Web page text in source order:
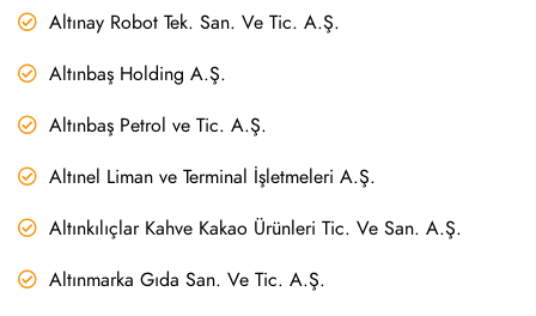
Altınay Robot Tek. San. Ve Tic. A.Ş.
Altınbaş Holding A.Ş.
Altınbaş Petrol ve Tic. A.Ş.
Altınel Liman ve Terminal İşletmeleri A.Ş.
Altınkılıçlar Kahve Kakao Ürünleri Tic. Ve San. A.Ş.
Altınmarka Gıda San. Ve Tic. A.Ş.